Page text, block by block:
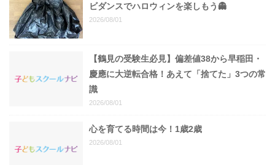
ビダンスでハロウィンを楽しもう👻
2026/08/01
【鶴見の受験生必見】偏差値38から早稲田・
慶應に大逆転合格！あえて「捨てた」3つの常
識
2026/08/01
心を育てる時間は今！1歳2歳
2026/08/01